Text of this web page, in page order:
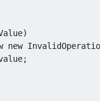
)
new
;